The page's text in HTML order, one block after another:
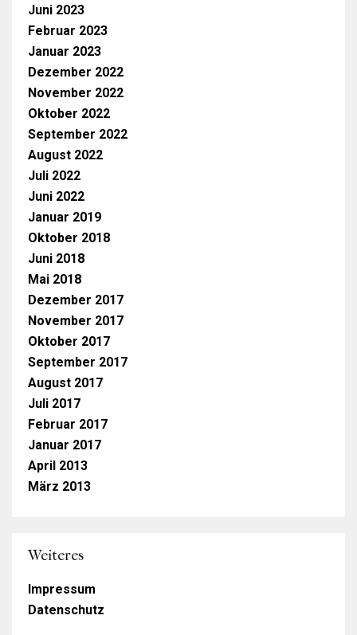
Juni 2023
Februar 2023
Januar 2023
Dezember 2022
November 2022
Oktober 2022
September 2022
August 2022
Juli 2022
Juni 2022
Januar 2019
Oktober 2018
Juni 2018
Mai 2018
Dezember 2017
November 2017
Oktober 2017
September 2017
August 2017
Juli 2017
Februar 2017
Januar 2017
April 2013
März 2013
Weiteres
Impressum
Datenschutz